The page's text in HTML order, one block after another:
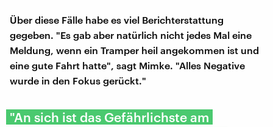
Über diese Fälle habe es viel Berichterstattung
gegeben. "Es gab aber natürlich nicht jedes Mal eine
Meldung, wenn ein Tramper heil angekommen ist und
eine gute Fahrt hatte", sagt Mimke. "Alles Negative
wurde in den Fokus gerückt."
"An sich ist das Gefährlichste am